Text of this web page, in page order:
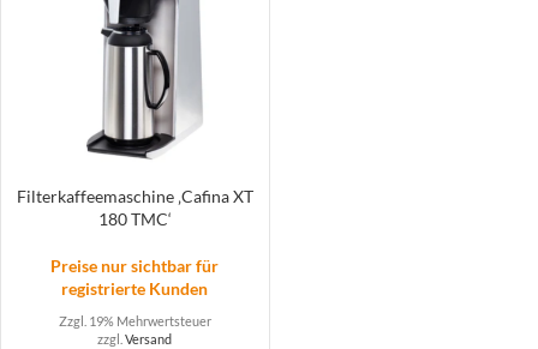
Filterkaffeemaschine ‚Cafina XT
180 TMC‘
Preise nur sichtbar für
registrierte Kunden
Zzgl. 19% Mehrwertsteuer
zzgl.Versand